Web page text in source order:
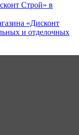
Строй» в
«Дисконт
и отделочных